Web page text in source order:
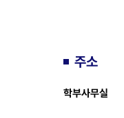
주소
학부사무실